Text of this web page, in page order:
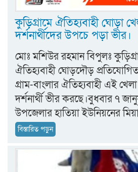
কুড়িগ্রামে ঐতিহ্যবাহী ঘোড়া
দর্শনার্থীদের উপচে পড়া ভীর।
মোঃ মশিউর রহমান বিপুলঃ
ঐতিহ্যবাহী ঘোড়দৌড়
গ্রাম-বাংলার ঐতিহ্যবাহী এই
দর্শনার্থী ভীর করছে।বুধবার ৭
উপজেলার হাতিয়া ইউনিয়নের
বিস্তারিত পড়ুন